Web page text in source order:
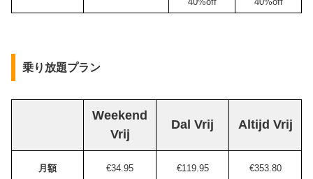
乗り放題プラン
Weekend
Vrij
Dal Vrij Altijd Vrij
月額 €34.95 €119.95 €353.80